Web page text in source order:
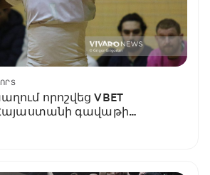
որոշվեց VBET
գավաթի